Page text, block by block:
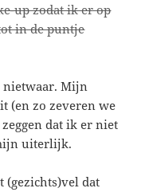
up zodat ik er op
in de puntje
nietwaar. Mijn
(en zo zeveren we
dat ik er niet
uiterlijk.
(gezichts)vel dat